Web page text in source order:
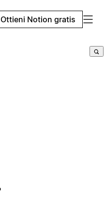
Ottieni Notion gratis